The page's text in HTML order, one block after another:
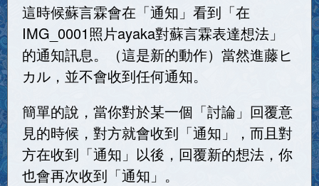
這時候蘇言霖會在「通知」看到「在
IMG_0001照片ayaka對蘇言霖表達想法」
的通知訊息。（這是新的動作）當然進藤ヒ
カル，並不會收到任何通知。
簡單的說，當你對於某一個「討論」回覆意
見的時候，對方就會收到「通知」，而且對
方在收到「通知」以後，回覆新的想法，你
也會再次收到「通知」。